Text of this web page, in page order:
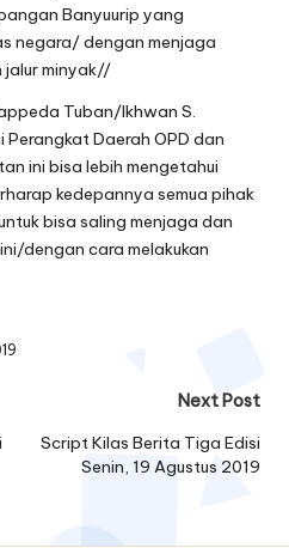
Banyuurip yang
negara/ dengan menjaga
jalur minyak//
Tuban/Ikhwan S.
Daerah OPD dan
ini bisa lebih mengetahui
kedepannya semua pihak
bisa saling menjaga dan
dengan cara melakukan
Next Post
Script Kilas Berita Tiga Edisi
Senin, 19 Agustus 2019